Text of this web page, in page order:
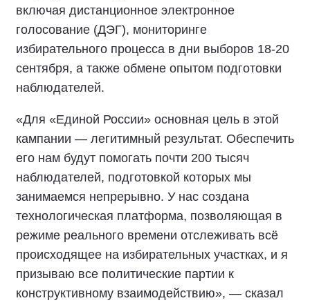
включая дистанционное электронное
голосование (ДЭГ), мониторинге
избирательного процесса в дни выборов 18-20
сентября, а также обмене опытом подготовки
наблюдателей.
«Для «Единой России» основная цель в этой
кампании — легитимный результат. Обеспечить
его нам будут помогать почти 200 тысяч
наблюдателей, подготовкой которых мы
занимаемся непрерывно. У нас создана
технологическая платформа, позволяющая в
режиме реального времени отслеживать всё
происходящее на избирательных участках, и я
призываю все политические партии к
конструктивному взаимодействию», — сказал